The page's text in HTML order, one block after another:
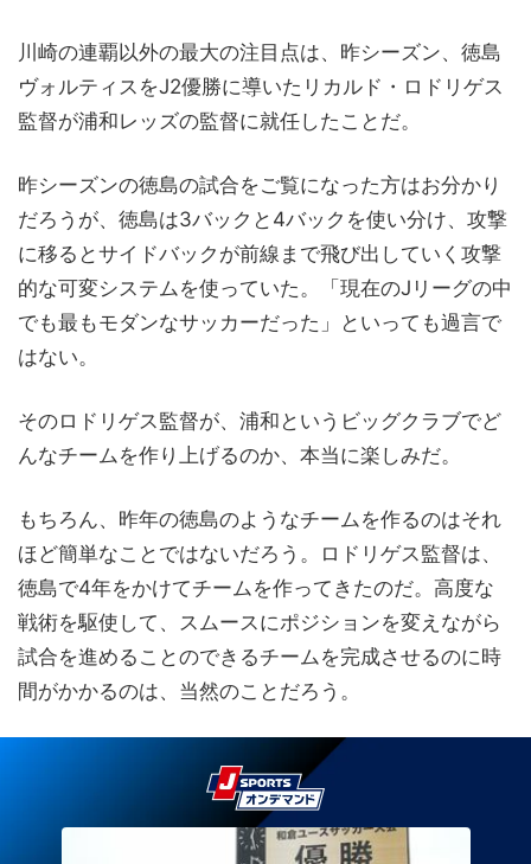
川崎の連覇以外の最大の注目点は、昨シーズン、徳島
ヴォルティスをJ2優勝に導いたリカルド・ロドリゲス
監督が浦和レッズの監督に就任したことだ。
昨シーズンの徳島の試合をご覧になった方はお分かり
だろうが、徳島は3バックと4バックを使い分け、攻撃
に移るとサイドバックが前線まで飛び出していく攻撃
的な可変システムを使っていた。「現在のJリーグの中
でも最もモダンなサッカーだった」といっても過言で
はない。
そのロドリゲス監督が、浦和というビッグクラブでど
んなチームを作り上げるのか、本当に楽しみだ。
もちろん、昨年の徳島のようなチームを作るのはそれ
ほど簡単なことではないだろう。ロドリゲス監督は、
徳島で4年をかけてチームを作ってきたのだ。高度な
戦術を駆使して、スムースにポジションを変えながら
試合を進めることのできるチームを完成させるのに時
間がかかるのは、当然のことだろう。